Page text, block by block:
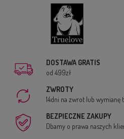
DOSTAWA GRATIS
od 499zł
ZWROTY
14dni na zwrot lub wymianę
BEZPIECZNE ZAKUPY
Dbamy o prawa naszych